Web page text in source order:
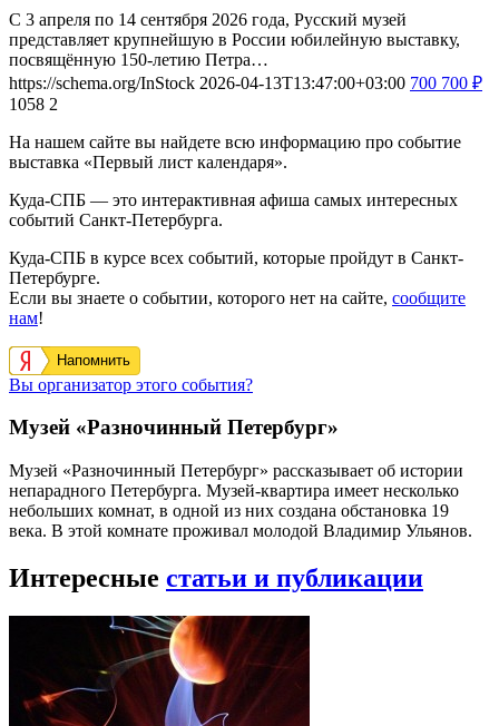
С 3 апреля по 14 сентября 2026 года, Русский музей
представляет крупнейшую в России юбилейную выставку,
посвящённую 150-летию Петра…
https://schema.org/InStock 2026-04-13T13:47:00+03:00 700 700 ₽
1058 2
На нашем сайте вы найдете всю информацию про событие
выставка «Первый лист календаря».
Куда-СПБ — это интерактивная афиша самых интересных
событий Санкт-Петербурга.
Куда-СПБ в курсе всех событий, которые пройдут в Санкт-
Петербурге.
Если вы знаете о событии, которого нет на сайте, сообщите
нам!
Напомнить
Вы организатор этого события?
Музей «Разночинный Петербург»
Музей «Разночинный Петербург» рассказывает об истории
непарадного Петербурга. Музей-квартира имеет несколько
небольших комнат, в одной из них создана обстановка 19
века. В этой комнате проживал молодой Владимир Ульянов.
Интересные статьи и публикации